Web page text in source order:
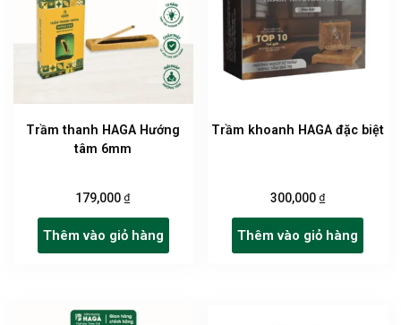
Trầm thanh HAGA Hướng
tâm 6mm
179,000 ₫
Thêm vào giỏ hàng
Trầm khoanh HAGA đặc biệt
300,000 ₫
Thêm vào giỏ hàng